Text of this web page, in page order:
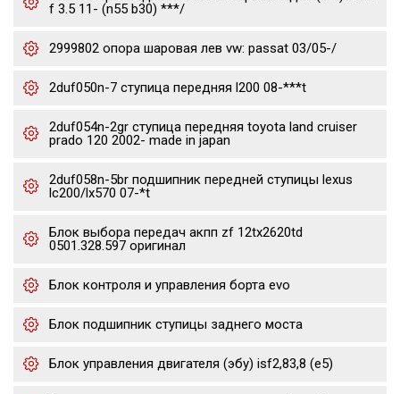
f 3.5 11- (n55 b30) ***/
2999802 опора шаровая лев vw: passat 03/05-/
2duf050n-7 ступица передняя l200 08-***t
2duf054n-2gr ступица передняя toyota land cruiser
prado 120 2002- made in japan
2duf058n-5br подшипник передней ступицы lexus
lc200/lx570 07-*t
Блок выбора передач акпп zf 12tx2620td
0501.328.597 оригинал
Блок контроля и управления борта evo
Блок подшипник ступицы заднего моста
Блок управления двигателя (эбу) isf2,83,8 (е5)